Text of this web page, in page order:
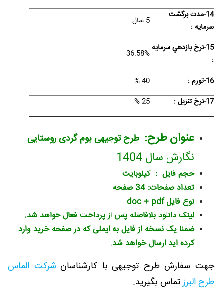
14-مدت برگشت
سرمايه :
5 سال
15-نرخ بازدهي سرمايه
:
36.58%
16-تورم :
40 %
17-نرخ تنزیل :
25 %
عنوان طرح: طرح توجیهی بوم گردی روستایی
نگارش سال 1404
حجم فایل : کیلوبایت
تعداد صفحات: 34 صفحه
نوع فایل doc + pdf
لینک دانلود بلافاصله پس از پرداخت فعال خواهد شد.
ضمنا یک نسخه از فایل به ایملی که در صفحه خرید وارد
کرده اید ارسال خواهد شد.
جهت سفارش طرح توجیهی با کارشناسانشرکت الماس
طرح البرزتماس بگیرید.